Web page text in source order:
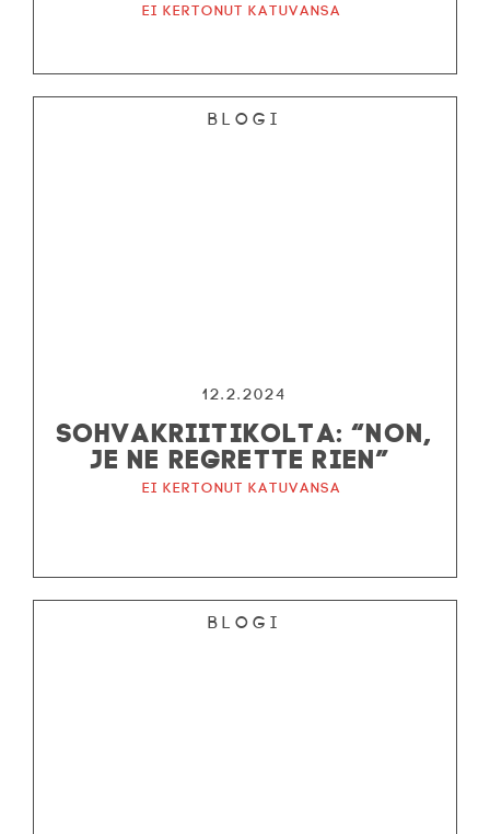
Ei kertonut katuvansa
Blogi
12.2.2024
SOHVAKRIITIKOLTA: “NON,
JE NE REGRETTE RIEN”
Ei kertonut katuvansa
Blogi